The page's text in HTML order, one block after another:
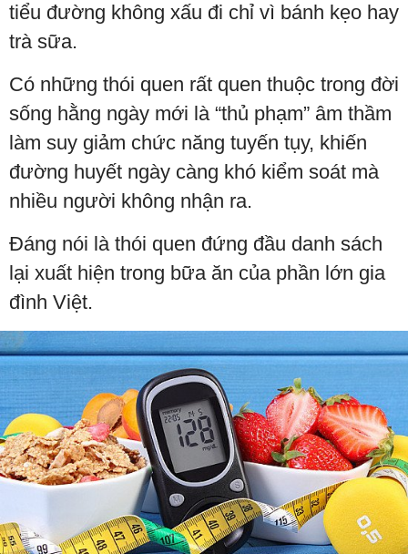
tiểu đường không xấu đi chỉ vì bánh kẹo hay
trà sữa.
Có những thói quen rất quen thuộc trong đời
sống hằng ngày mới là “thủ phạm” âm thầm
làm suy giảm chức năng tuyến tụy, khiến
đường huyết ngày càng khó kiểm soát mà
nhiều người không nhận ra.
Đáng nói là thói quen đứng đầu danh sách
lại xuất hiện trong bữa ăn của phần lớn gia
đình Việt.